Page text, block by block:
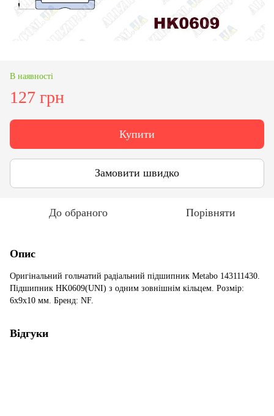
В наявності
127 грн
Купити
Замовити швидко
До обраного Порівняти
Опис
Оригінальний гольчатий радіальний підшипник Metabo 143111430.
Підшипник HK0609(UNI) з одним зовнішнім кільцем. Розмір:
6x9x10 мм. Бренд: NF.
Відгуки